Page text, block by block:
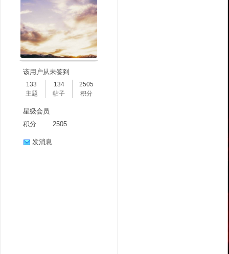
该用户从未签到
133
主题
134
帖子
2505
积分
星级会员
积分
2505
发消息